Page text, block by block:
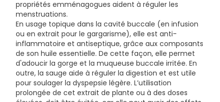
propriétés emménagogues aident à réguler les
menstruations.
En usage topique dans la cavité buccale (en infusion
ou en extrait pour le gargarisme), elle est anti-
inflammatoire et antiseptique, grâce aux composants
de son huile essentielle. De cette façon, elle permet
d'adoucir la gorge et la muqueuse buccale irritée. En
outre, la sauge aide à réguler la digestion et est utile
pour soulager la dyspepsie légère. L’utilisation
prolongée de cet extrait de plante ou à des doses